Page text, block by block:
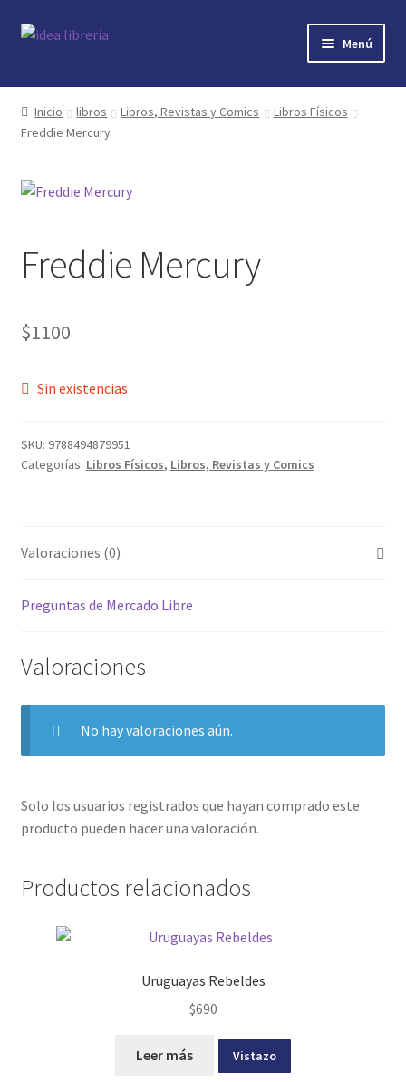
Ir
Ir
Menú
Inicio
contacto
libros
nosotros
novedades
Inicio libros Libros, Revistas y Comics
Libros Físicos
Freddie Mercury
Freddie Mercury
$1100
Sin existencias
SKU: 9788494879951
Categorías: Libros Físicos, Libros, Revistas y Comics
Valoraciones (0)
Preguntas de Mercado Libre
Valoraciones
No hay valoraciones aún.
Solo los usuarios registrados que hayan comprado este
producto pueden hacer una valoración.
Productos relacionados
Uruguayas Rebeldes
$690
Leer más Vistazo